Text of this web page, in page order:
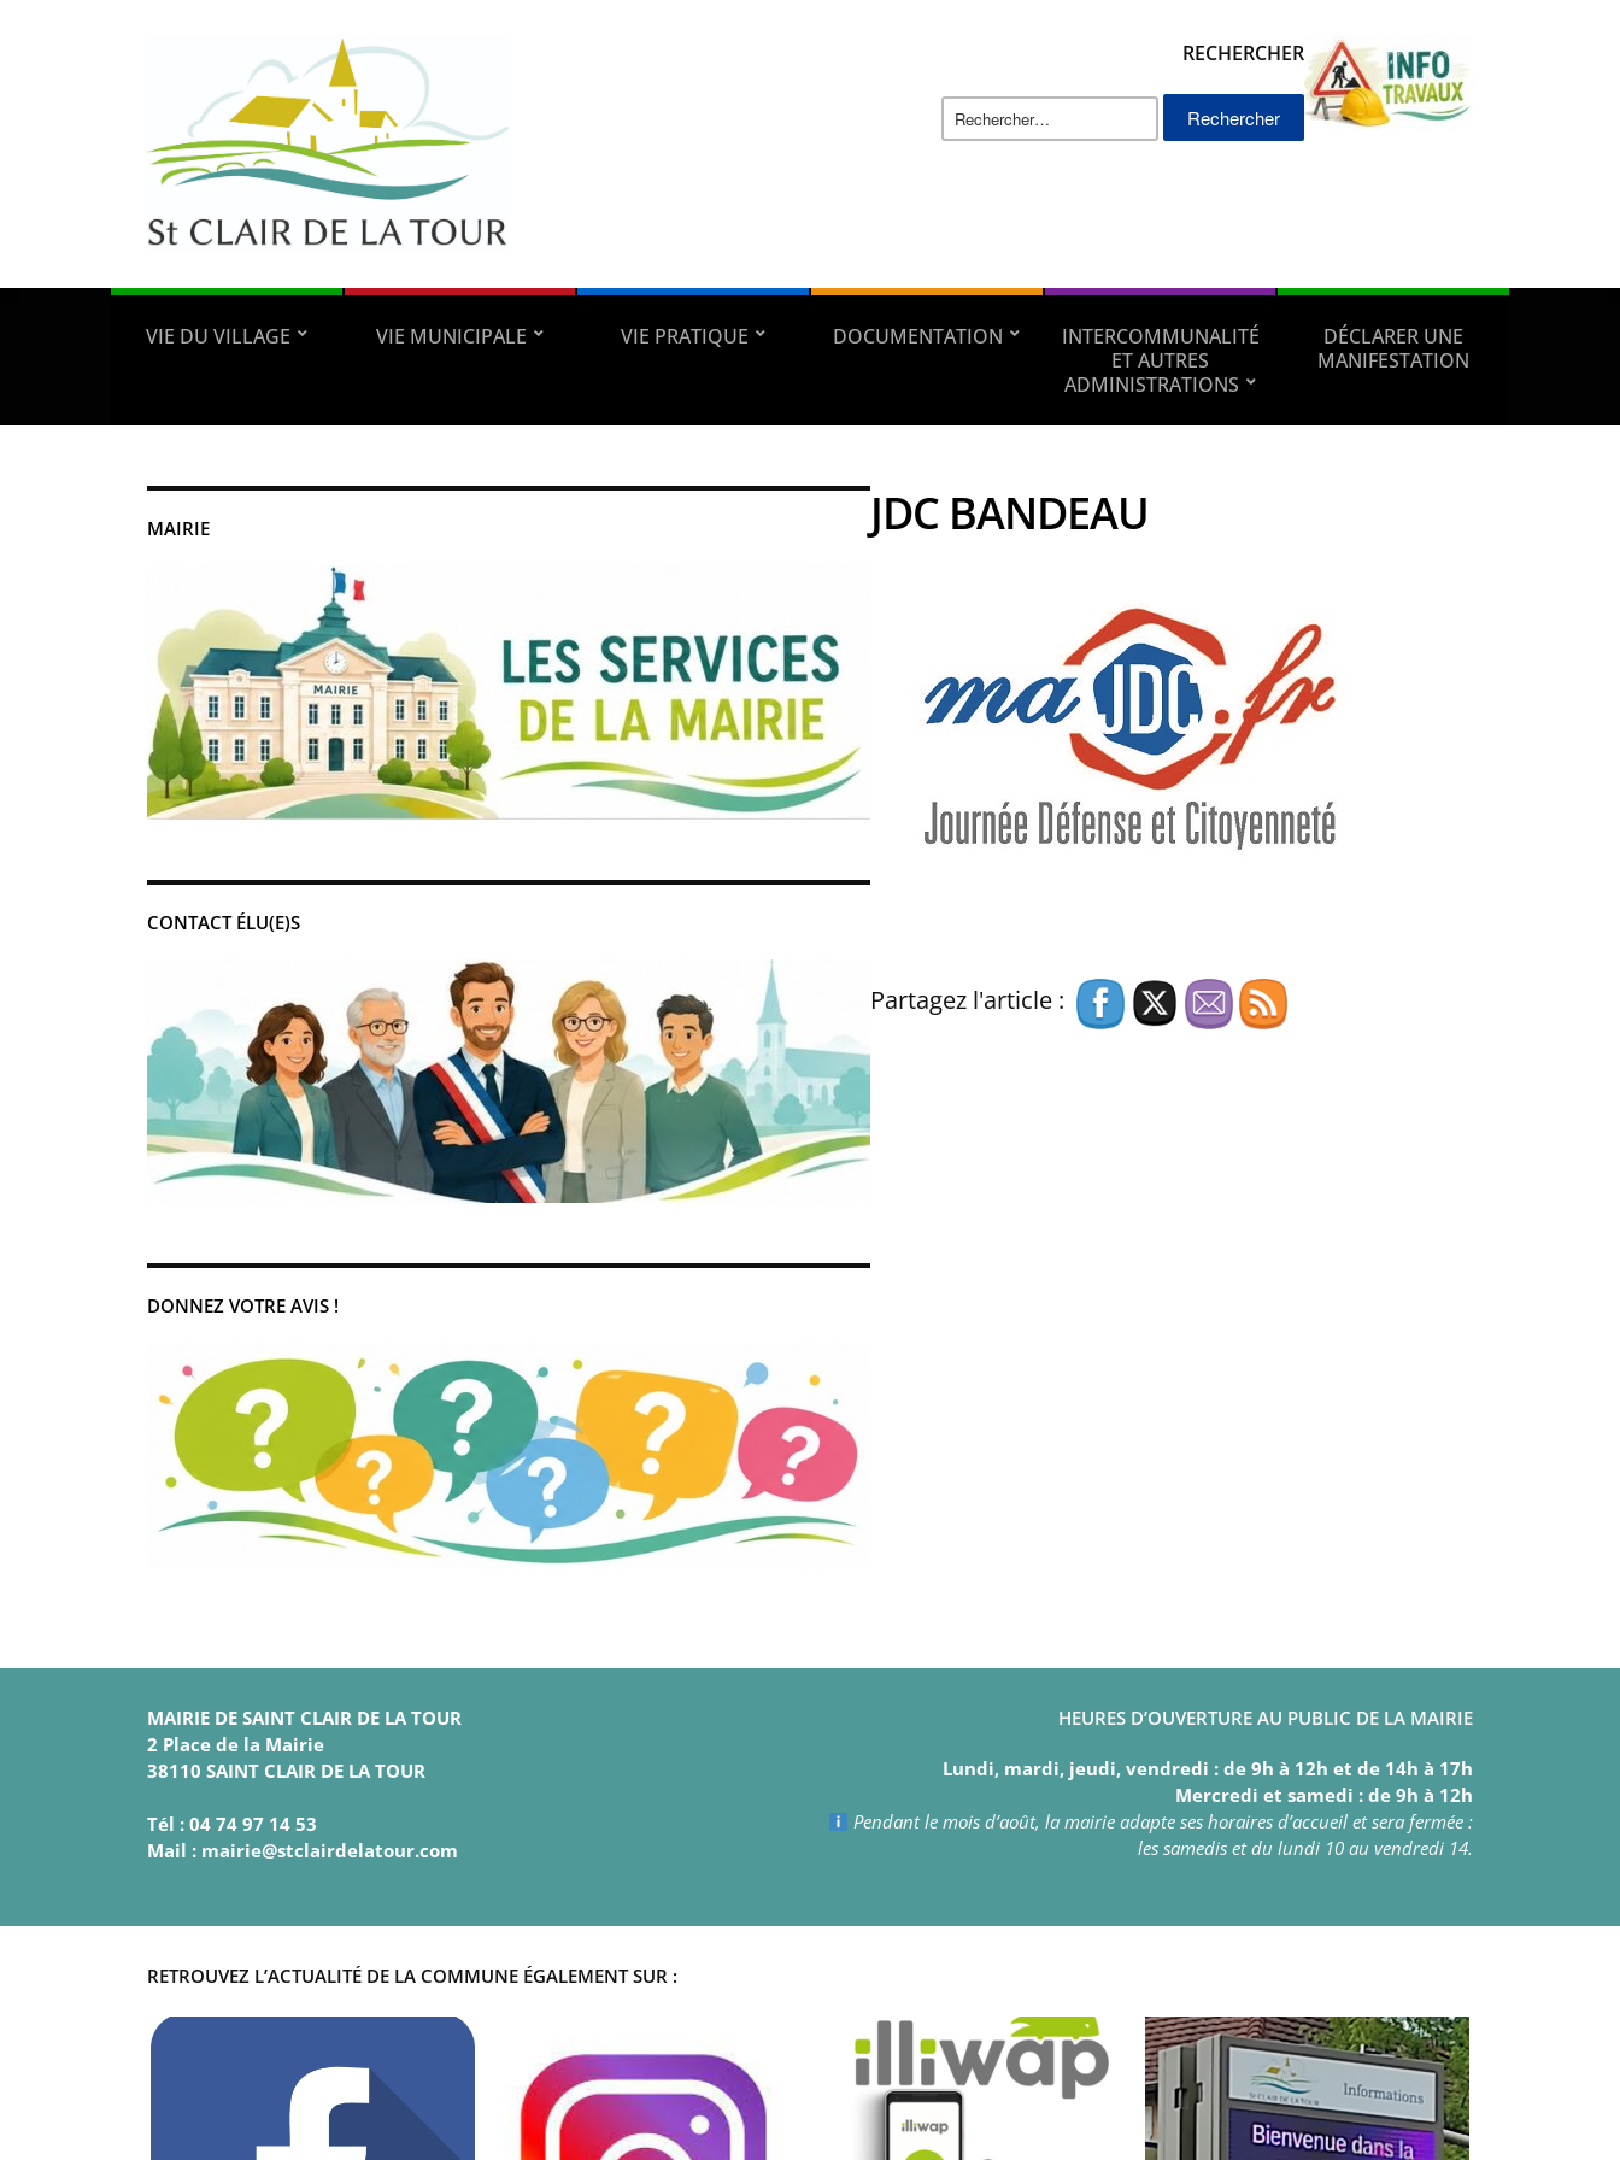
RECHERCHER
Rechercher :
VIE DU VILLAGE VIE MUNICIPALE VIE PRATIQUE DOCUMENTATION
INTERCOMMUNALITÉ
ET AUTRES
ADMINISTRATIONS
DÉCLARER UNE
MANIFESTATION
MAIRIE
CONTACT ÉLU(E)S
DONNEZ VOTRE AVIS !
JDC BANDEAU
Partagez l'article :
MAIRIE DE SAINT CLAIR DE LA TOUR
2 Place de la Mairie
38110 SAINT CLAIR DE LA TOUR
Tél : 04 74 97 14 53
Mail : mairie@stclairdelatour.com
HEURES D’OUVERTURE AU PUBLIC DE LA MAIRIE
Lundi, mardi, jeudi, vendredi : de 9h à 12h et de 14h à 17h
Mercredi et samedi : de 9h à 12h
Pendant le mois d’août, la mairie adapte ses horaires d’accueil et sera fermée :
les samedis et du lundi 10 au vendredi 14.
RETROUVEZ L’ACTUALITÉ DE LA COMMUNE ÉGALEMENT SUR :